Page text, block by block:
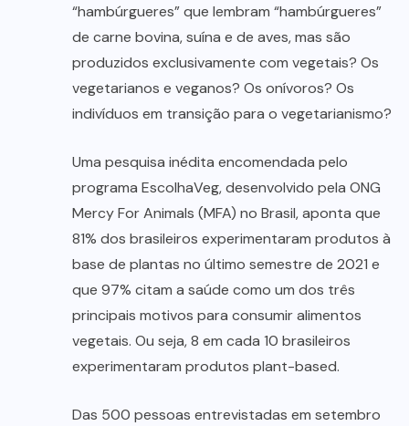
“hambúrgueres” que lembram “hambúrgueres”
de carne bovina, suína e de aves, mas são
produzidos exclusivamente com vegetais? Os
vegetarianos e veganos? Os onívoros? Os
indivíduos em transição para o vegetarianismo?
Uma pesquisa inédita encomendada pelo
programa EscolhaVeg, desenvolvido pela ONG
Mercy For Animals (MFA) no Brasil, aponta que
81% dos brasileiros experimentaram produtos à
base de plantas no último semestre de 2021 e
que 97% citam a saúde como um dos três
principais motivos para consumir alimentos
vegetais. Ou seja, 8 em cada 10 brasileiros
experimentaram produtos plant-based.
Das 500 pessoas entrevistadas em setembro